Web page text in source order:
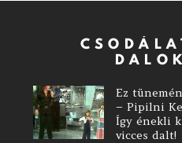
DALOK
Ez
– Pipilni
Így énekli
vicces dalt!